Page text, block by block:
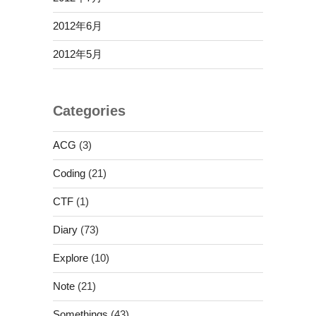
2012年6月
2012年5月
Categories
ACG (3)
Coding(21)
CTF(1)
Diary(73)
Explore(10)
Note(21)